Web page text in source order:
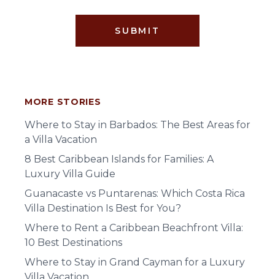
SUBMIT
MORE STORIES
Where to Stay in Barbados: The Best Areas for
a Villa Vacation
8 Best Caribbean Islands for Families: A
Luxury Villa Guide
Guanacaste vs Puntarenas: Which Costa Rica
Villa Destination Is Best for You?
Where to Rent a Caribbean Beachfront Villa:
10 Best Destinations
Where to Stay in Grand Cayman for a Luxury